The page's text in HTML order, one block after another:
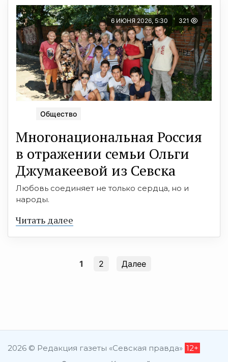
6 ИЮНЯ 2026, 5:30 321
Общество
Многонациональная Россия
в отражении семьи Ольги
Джумакеевой из Севска
Любовь соединяет не только сердца, но и
народы.
Читать далее
1 2 Далее
2026 © Редакция газеты «Севская правда» 12+